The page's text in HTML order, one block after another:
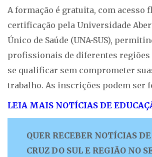
A formação é gratuita, com acesso
certificação pela Universidade
Único de Saúde (UNA-SUS),
profissionais de diferentes regiões
se qualificar sem comprometer
trabalho. As inscrições podem ser
LEIA MAIS NOTÍCIAS DE
QUER RECEBER NOTÍCIAS
CRUZ DO SUL E REGIÃO NO